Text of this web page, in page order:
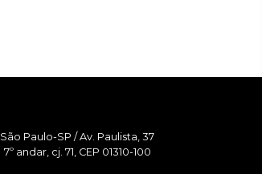
São Paulo-SP / Av. Paulista, 37
7º andar, cj. 71, CEP 01310-100